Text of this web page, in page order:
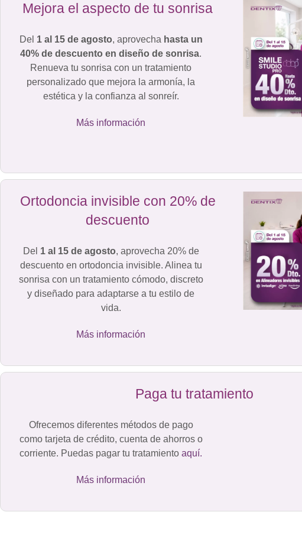
Mejora el aspecto de tu sonrisa
Del 1 al 15 de agosto, aprovecha hasta un
40% de descuento en diseño de sonrisa.
Renueva tu sonrisa con un tratamiento
personalizado que mejora la armonía, la
estética y la confianza al sonreír.
Más información
Ortodoncia invisible con 20% de
descuento
Del 1 al 15 de agosto, aprovecha 20% de
descuento en ortodoncia invisible. Alinea tu
sonrisa con un tratamiento cómodo, discreto
y diseñado para adaptarse a tu estilo de
vida.
Más información
Paga tu tratamiento
Ofrecemos diferentes métodos de pago
como tarjeta de crédito, cuenta de ahorros o
corriente. Puedas pagar tu tratamientoaquí.
Más información